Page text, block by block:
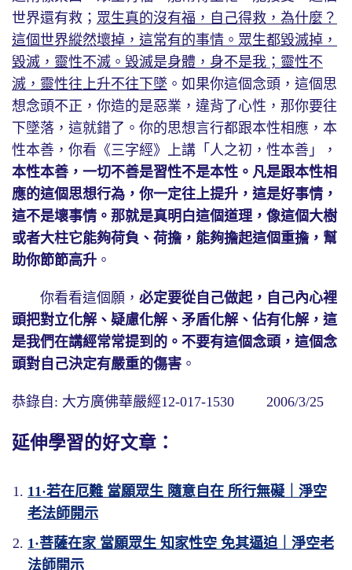
世界還有救； 眾生真的沒有福，自己得救，為什麼？
這個世界縱然壞掉，這常有的事情。眾生都毀滅掉，
毀滅，靈性不滅。毀滅是身體，身不是我；靈性不
滅，靈性往上升不往下墜 。如果你這個念頭，這個思
想念頭不正，你造的是惡業，違背了心性，那你要往
下墜落，這就錯了。你的思想言行都跟本性相應，本
性本善，你看《三字經》上講「人之初，性本善」，
本性本善，一切不善是習性不是本性。凡是跟本性相
應的這個思想行為，你一定往上提升，這是好事情，
這不是壞事情。那就是真明白這個道理，像這個大樹
或者大柱它能夠荷負、荷擔，能夠擔起這個重擔，幫
助你節節高升 。
你看看這個願， 必定要從自己做起，自己內心裡
頭把對立化解、疑慮化解、矛盾化解、佔有化解，這
是我們在講經常常提到的。不要有這個念頭，這個念
頭對自己決定有嚴重的傷害 。
恭錄自: 大方廣佛華嚴經12-017-1530 2006/3/25
延伸學習的好文章：
11·若在厄難 當願眾生 隨意自在 所行無礙｜淨空
老法師開示
1·菩薩在家 當願眾生 知家性空 免其逼迫｜淨空老
法師開示